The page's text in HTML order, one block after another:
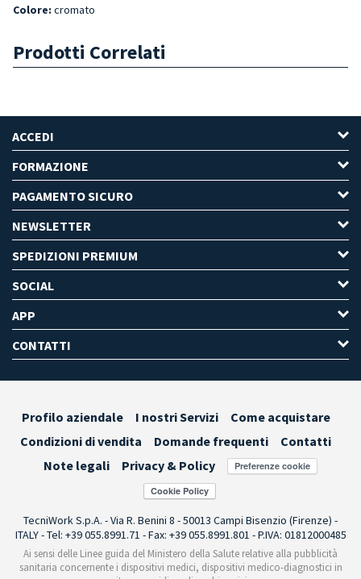
Colore: cromato
Prodotti Correlati
ACCEDI
FORMAZIONE
PAGAMENTO SICURO
NEWSLETTER
SPEDIZIONI PREMIUM
SOCIAL
APP
CONTATTI
Profilo aziendale I nostri Servizi
Come acquistare
Condizioni di vendita
Domande frequenti
Contatti
Note legali
Privacy & Policy Preferenze cookie
TecniWork S.p.A. - Via R. Benini 8 - 50013 Campi Bisenzio (Firenze) -
ITALY - Tel: +39 055.8991.71 - Fax: +39 055.8991.801 - P.IVA: 01812000485
Ai sensi delle Linee guida del Ministero della Salute relative alla pubblicità
sanitaria concernente i dispositivi medici, dispositivi medico-diagnostici in